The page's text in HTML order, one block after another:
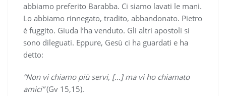
abbiamo preferito Barabba. Ci siamo lavati le mani.
Lo abbiamo rinnegato, tradito, abbandonato. Pietro
è fuggito. Giuda l’ha venduto. Gli altri apostoli si
sono dileguati. Eppure, Gesù ci ha guardati e ha
detto:
“Non vi chiamo più servi, […] ma vi ho chiamato
amici”(Gv 15,15).